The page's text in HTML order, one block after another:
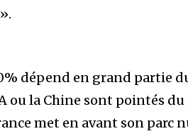
dépend en grand partie
ou la Chine sont pointés
met en avant son parc